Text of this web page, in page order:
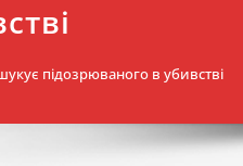
підозрюваного в убивстві